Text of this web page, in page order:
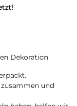
Dekoration
und